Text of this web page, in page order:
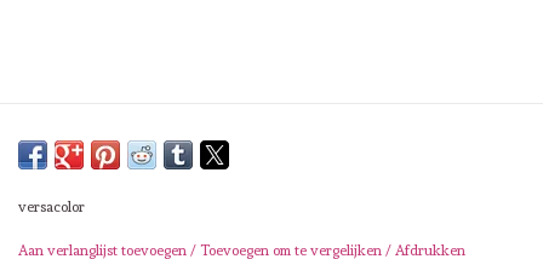
Impronte D'autore
versacolor
Aan verlanglijst toevoegen / Toevoegen om te vergelijken / Afdrukken